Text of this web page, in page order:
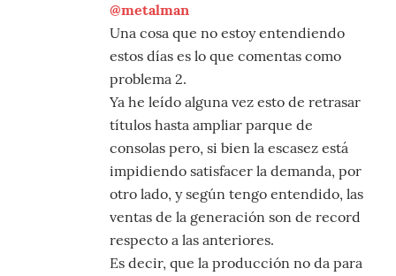
@metalman
Una cosa que no estoy entendiendo
estos días es lo que comentas como
problema 2.
Ya he leído alguna vez esto de retrasar
títulos hasta ampliar parque de
consolas pero, si bien la escasez está
impidiendo satisfacer la demanda, por
otro lado, y según tengo entendido, las
ventas de la generación son de record
respecto a las anteriores.
Es decir, que la producción no da para